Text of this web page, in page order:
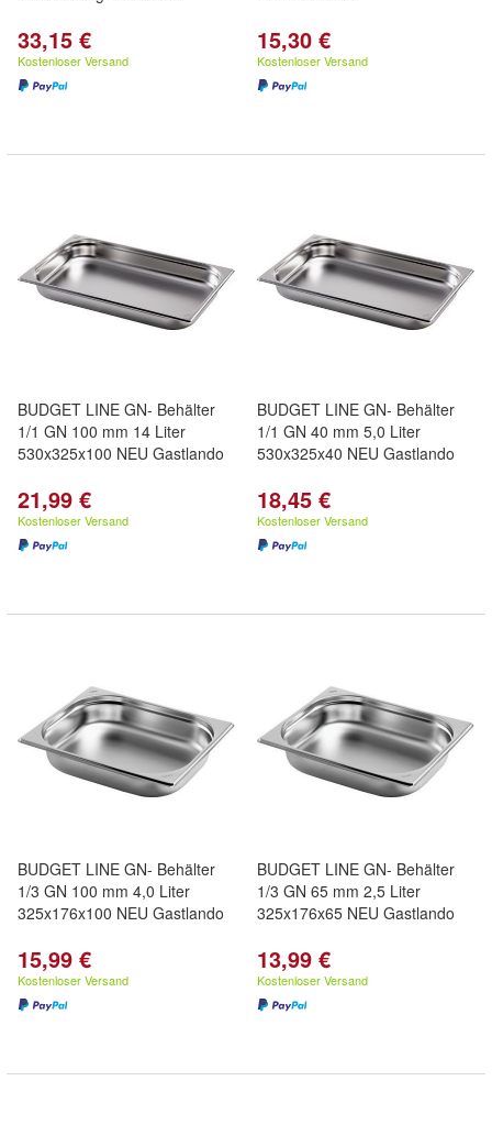
33,15 €
Kostenloser Versand
15,30 €
Kostenloser Versand
BUDGET LINE GN- Behälter
1/1 GN 100 mm 14 Liter
530x325x100 NEU Gastlando
21,99 €
Kostenloser Versand
BUDGET LINE GN- Behälter
1/1 GN 40 mm 5,0 Liter
530x325x40 NEU Gastlando
18,45 €
Kostenloser Versand
BUDGET LINE GN- Behälter
1/3 GN 100 mm 4,0 Liter
325x176x100 NEU Gastlando
15,99 €
Kostenloser Versand
BUDGET LINE GN- Behälter
1/3 GN 65 mm 2,5 Liter
325x176x65 NEU Gastlando
13,99 €
Kostenloser Versand